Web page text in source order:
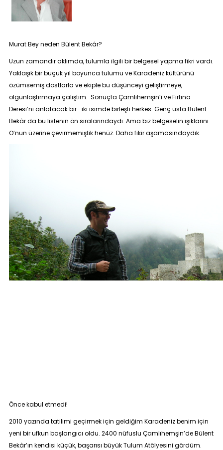
Murat Bey neden Bülent Bekâr?
Uzun zamandır aklımda, tulumla ilgili bir belgesel yapma fikri vardı.
Yaklaşık bir buçuk yıl boyunca tulumu ve Karadeniz kültürünü
özümsemiş dostlarla ve ekiple bu düşünceyi geliştirmeye,
olgunlaştırmaya çalıştım. Sonuçta Çamlıhemşin’i ve Fırtına
Deresi’ni anlatacak bir- iki isimde birleşti herkes. Genç usta Bülent
Bekâr da bu listenin ön sıralarındaydı. Ama biz belgeselin ışıklarını
O’nun üzerine çevirmemiştik henüz. Daha fikir aşamasındaydık.
Önce kabul etmedi!
2010 yazında tatilimi geçirmek için geldiğim Karadeniz benim için
yeni bir ufkun başlangıcı oldu. 2400 nüfuslu Çamlıhemşin’de Bülent
Bekâr’ın kendisi küçük, başarısı büyük Tulum Atölyesini gördüm.